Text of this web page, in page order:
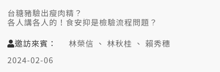
台糖豬驗出瘦肉精？
各人講各人的！食安抑是檢驗流程問題？
➋中市府未曾未就發佈無夠謹慎？恐驚傷害飼豬業？
➌中市府驗22改干焦公佈6改！數字差欲8倍無穩定？
邀訪來賓：
林榮信 、 林秋桂 、 賴秀穗
2024-02-06